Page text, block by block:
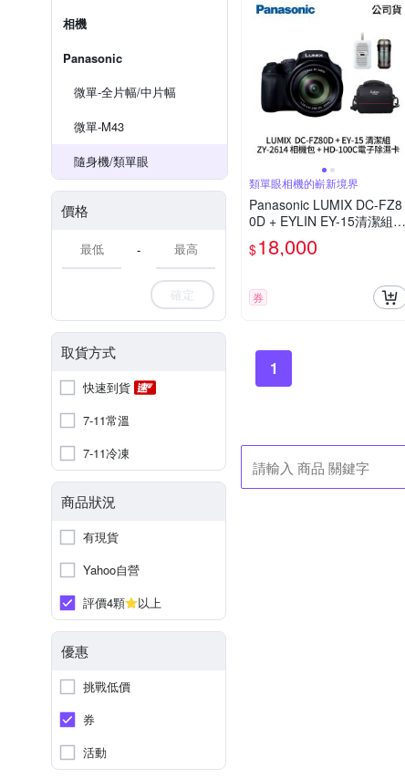
相機
Panasonic
微單-全片幅/中片幅
微單-M43
隨身機/類單眼
價格
-
確定
取貨方式
快速到貨
7-11常溫
7-11冷凍
商品狀況
有現貨
Yahoo自營
評價4顆
以上
優惠
挑戰低價
券
活動
類單眼相機的嶄新境界
Panasonic LUMIX DC-FZ8
0D + EYLIN EY-15清潔組 +
SunLight ZY-2614相機包 +
EirMai 銳瑪 HD-100C電子
$18,000
券
1